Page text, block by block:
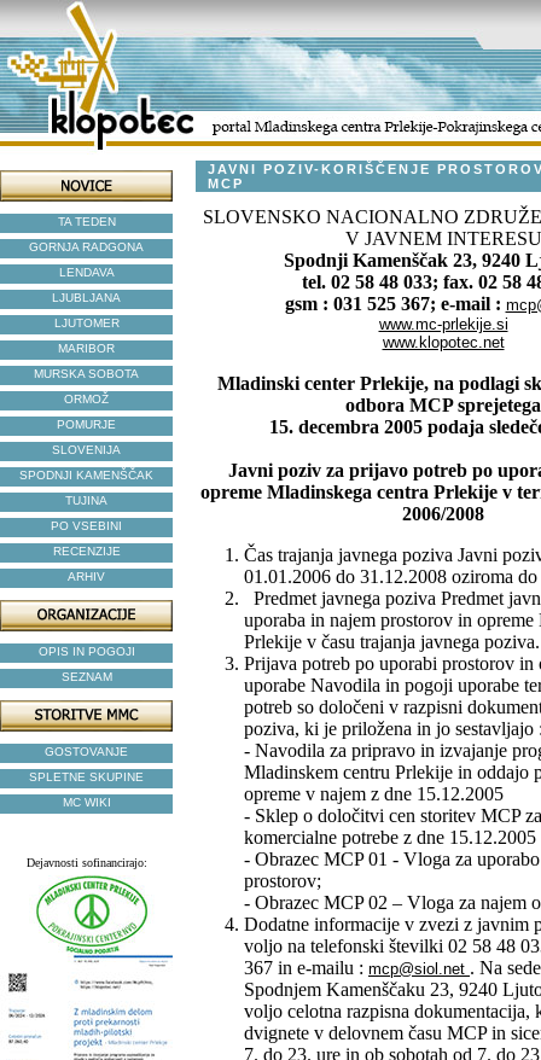
TA TEDEN
GORNJA RADGONA
LENDAVA
LJUBLJANA
LJUTOMER
MARIBOR
MURSKA SOBOTA
ORMOŽ
POMURJE
SLOVENIJA
SPODNJI KAMENŠČAK
TUJINA
PO VSEBINI
RECENZIJE
ARHIV
OPIS IN POGOJI
SEZNAM
GOSTOVANJE
SPLETNE SKUPINE
MC WIKI
Dejavnosti sofinancirajo:
JAVNI POZIV-KORIŠČENJE
MCP
SLOVENSKO NACIONALNO
V JAVNEM INTERESU
Spodnji Kamenščak 23, 9240
tel. 02 58 48 033; fax. 02 58
gsm : 031 525 367; e-mail :
www.mc-prlekije.si
www.klopotec.net
Mladinski center Prlekije, na podlagi
odbora MCP sprejetega
15. decembra 2005 podaja
Javni poziv za prijavo potreb po
opreme Mladinskega centra Prlekije v
2006/2008
Čas trajanja javnega poziva Javni
01.01.2006 do 31.12.2008 oziroma
Predmet javnega poziva Predmet
uporaba in najem prostorov in opreme
Prlekije v času trajanja javnega poziva.
Prijava potreb po uporabi prostorov in
uporabe Navodila in pogoji uporabe
potreb so določeni v razpisni
poziva, ki je priložena in jo sestavljajo
- Navodila za pripravo in izvajanje
Mladinskem centru Prlekije in oddajo
opreme v najem z dne 15.12.2005
- Sklep o določitvi cen storitev MCP
komercialne potrebe z dne 15.12.2005
- Obrazec MCP 01 - Vloga za
prostorov;
- Obrazec MCP 02 – Vloga za najem
Dodatne informacije v zvezi z javnim
voljo na telefonski številki 02 58 48
367 in e-mailu : mcp@siol.net . Na
Spodnjem Kamenščaku 23, 9240
voljo celotna razpisna dokumentacija,
dvignete v delovnem času MCP in
7. do 23. ure in ob sobotah od 7. do